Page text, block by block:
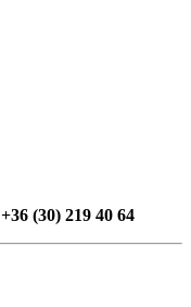
+36 (30) 219 40 64